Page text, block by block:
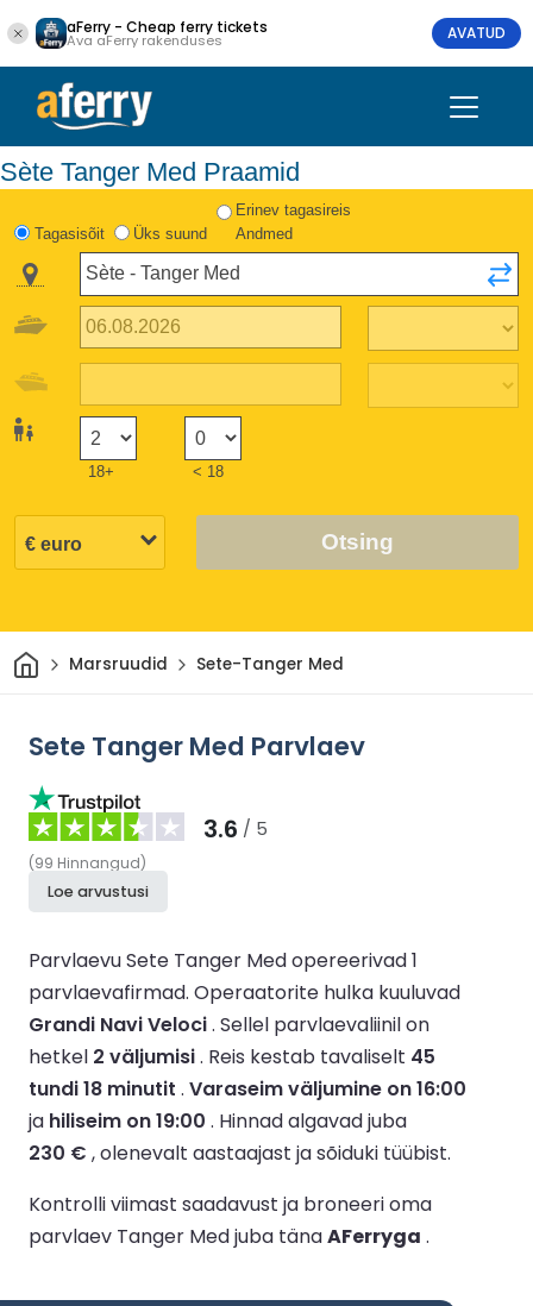
aFerry - Cheap ferry tickets
Ava aFerry rakenduses AVATUD
Sète Tanger Med Praamid
Tagasisõit Üks suund
Erinev tagasireis
Andmed
18+ < 18
Otsing
Avaleht
Marsruudid Sete-Tanger Med
Sete Tanger Med Parvlaev
3.6 / 5
(99 Hinnangud)
Loe arvustusi
Parvlaevu Sete Tanger Med opereerivad 1
parvlaevafirmad. Operaatorite hulka kuuluvad
Grandi Navi Veloci. Sellel parvlaevaliinil on
hetkel 2 väljumisi. Reis kestab tavaliselt 45
tundi 18 minutit . Varaseim väljumine on 16:00
ja hiliseim on 19:00 . Hinnad algavad juba
230 € , olenevalt aastaajast ja sõiduki tüübist.
Kontrolli viimast saadavust ja broneeri oma
parvlaev Tanger Med juba tänaAFerryga .